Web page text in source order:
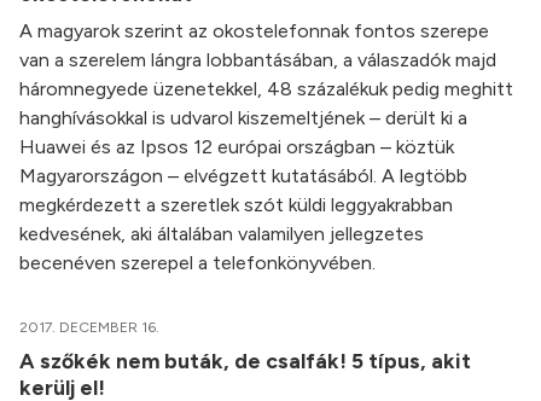
A magyarok szerint az okostelefonnak fontos szerepe
van a szerelem lángra lobbantásában, a válaszadók majd
háromnegyede üzenetekkel, 48 százalékuk pedig meghitt
hanghívásokkal is udvarol kiszemeltjének – derült ki a
Huawei és az Ipsos 12 európai országban – köztük
Magyarországon – elvégzett kutatásából. A legtöbb
megkérdezett a szeretlek szót küldi leggyakrabban
kedvesének, aki általában valamilyen jellegzetes
becenéven szerepel a telefonkönyvében.
2017. DECEMBER 16.
A szőkék nem buták, de csalfák! 5 típus, akit
kerülj el!